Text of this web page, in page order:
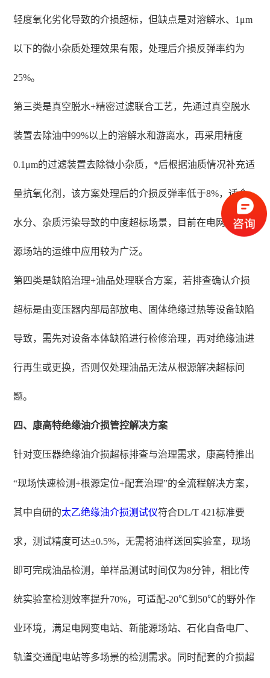
轻度氧化劣化导致的介损超标，但缺点是对溶解水、1μm
以下的微小杂质处理效果有限，处理后介损反弹率约为
25%。
第三类是真空脱水+精密过滤联合工艺，先通过真空脱水
装置去除油中99%以上的溶解水和游离水，再采用精度
0.1μm的过滤装置去除微小杂质，*后根据油质情况补充适
量抗氧化剂，该方案处理后的介损反弹率低于8%，适合
水分、杂质污染导致的中度超标场景，目前在电网、新能
源场站的运维中应用较为广泛。
第四类是缺陷治理+油品处理联合方案，若排查确认介损
超标是由变压器内部局部放电、固体绝缘过热等设备缺陷
导致，需先对设备本体缺陷进行检修治理，再对绝缘油进
行再生或更换，否则仅处理油品无法从根源解决超标问
题。
四、康高特绝缘油介损管控解决方案
针对变压器绝缘油介损超标排查与治理需求，康高特推出
“现场快速检测+根源定位+配套治理”的全流程解决方案，
其中自研的太乙绝缘油介损测试仪符合DL/T 421标准要
求，测试精度可达±0.5%，无需将油样送回实验室，现场
即可完成油品检测，单样品测试时间仅为8分钟，相比传
统实验室检测效率提升70%，可适配-20℃到50℃的野外作
业环境，满足电网变电站、新能源场站、石化自备电厂、
轨道交通配电站等多场景的检测需求。同时配套的介损超